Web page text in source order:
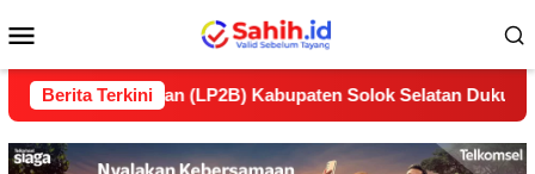
ke
Mobile
Berita Terkini
(LP2B) Kabupaten Solok Selatan Dukung Ketahanan